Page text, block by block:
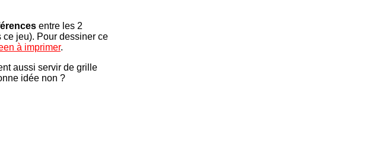
entre les 2
jeu). Pour dessiner ce
à imprimer.
aussi servir de grille
idée non ?